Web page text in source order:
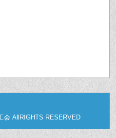
会 AllRIGHTS RESERVED